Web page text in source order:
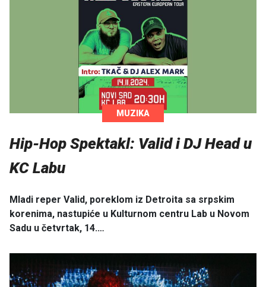
MUZIKA
Hip-Hop Spektakl: Valid i DJ Head u
KC Labu
Mladi reper Valid, poreklom iz Detroita sa srpskim
korenima, nastupiće u Kulturnom centru Lab u Novom
Sadu u četvrtak, 14.…